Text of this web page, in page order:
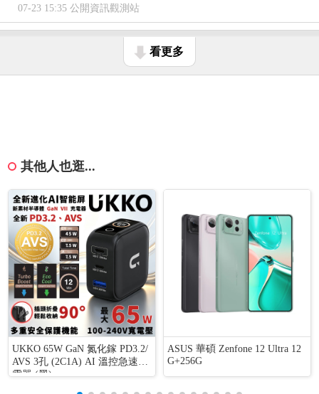
07-23 15:35 公開資訊觀測站
看更多
其他人也逛...
UKKO 65W GaN 氮化鎵 PD3.2/
AVS 3孔 (2C1A) AI 溫控急速充
電器 (黑)
ASUS 華碩 Zenfone 12 Ultra 12
G+256G